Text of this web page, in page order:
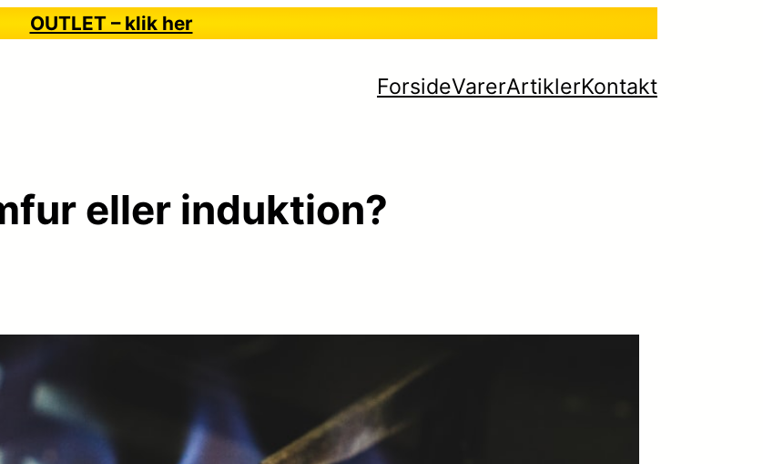
OUTLET – klik her
ForsideVarerArtiklerKontakt
eller induktion?